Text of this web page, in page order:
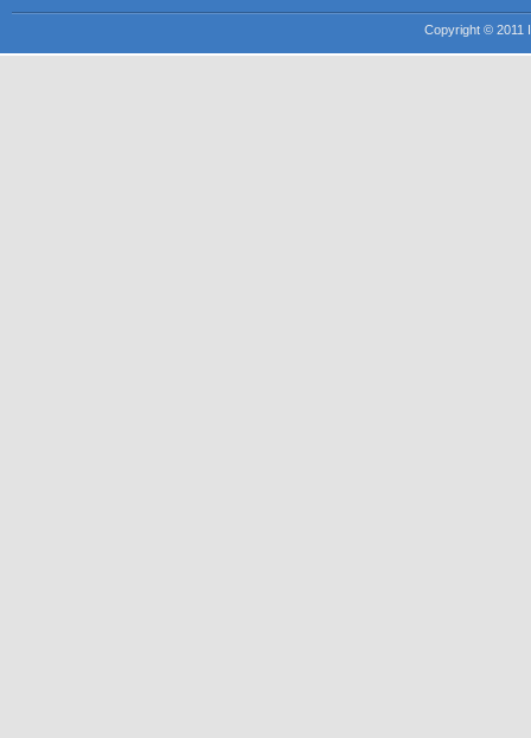
Copyright © 2011